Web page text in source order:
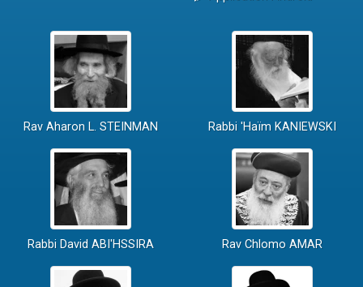
Rav Aharon L. STEINMAN Rabbi 'Haïm KANIEWSKI
Rabbi David ABI'HSSIRA Rav Chlomo AMAR